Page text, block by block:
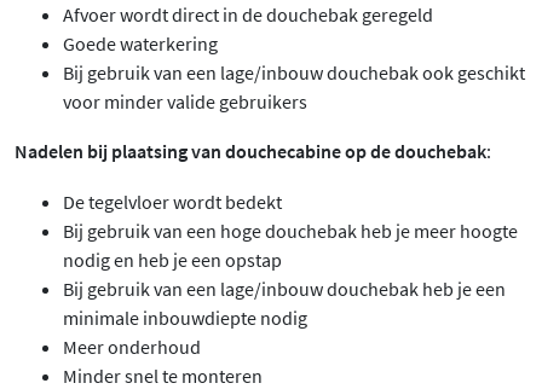
Afvoer wordt direct in de douchebak geregeld
Goede waterkering
Bij gebruik van een lage/inbouw douchebak ook geschikt
voor minder valide gebruikers
Nadelen bij plaatsing van douchecabine op de douchebak:
De tegelvloer wordt bedekt
Bij gebruik van een hoge douchebak heb je meer hoogte
nodig en heb je een opstap
Bij gebruik van een lage/inbouw douchebak heb je een
minimale inbouwdiepte nodig
Meer onderhoud
Minder snel te monteren